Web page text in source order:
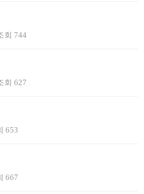
회 744
회 627
653
667